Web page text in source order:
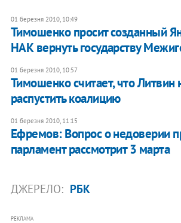
01 березня 2010, 10:49
Тимошенко просит созданный
НАК вернуть государству
01 березня 2010, 10:57
Тимошенко считает, что Литвин
распустить коалицию
01 березня 2010, 11:15
Ефремов: Вопрос о недоверии
парламент рассмотрит 3 марта
ДЖЕРЕЛО: РБК
РЕКЛАМА